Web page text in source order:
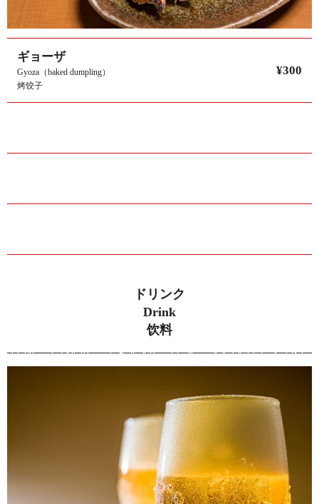
ギョーザ
Gyoza（baked dumpling）
烤饺子
¥300
ドリンク
Drink
饮料